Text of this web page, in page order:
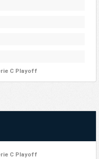
C Playoff
C Playoff